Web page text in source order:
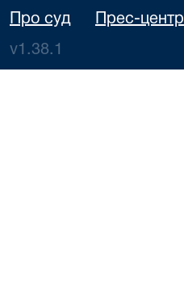
Про суд Прес-центр
v1.38.1